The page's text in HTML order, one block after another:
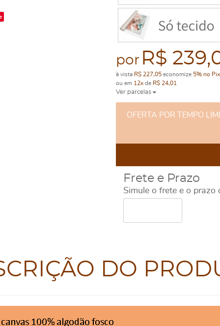
por R$
à vista R$ 227,05economize 5% no Pix
ou em 12xde R$ 24,01
Ver parcelas
OFERTA POR TEMPO
Frete e Prazo
Simule o frete e o prazo
DO